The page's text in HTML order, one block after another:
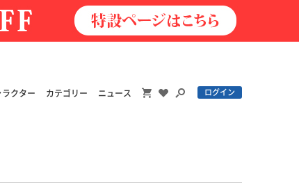
ラクター カテゴリー ニュース ログイン